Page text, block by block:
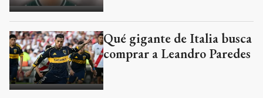
Qué gigante de Italia busca
comprar a Leandro Paredes